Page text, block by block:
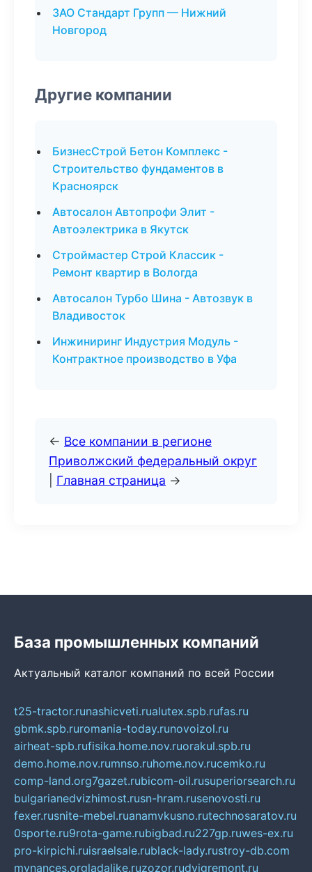
ЗАО Стандарт Групп — Нижний
Новгород
Другие компании
БизнесСтрой Бетон Комплекс -
Строительство фундаментов в
Красноярск
Автосалон Автопрофи Элит -
Автоэлектрика в Якутск
Строймастер Строй Классик -
Ремонт квартир в Вологда
Автосалон Турбо Шина - Автозвук в
Владивосток
Инжиниринг Индустрия Модуль -
Контрактное производство в Уфа
← Все компании в регионе
Приволжский федеральный округ
Главная страница →
База промышленных компаний
Актуальный каталог компаний по всей России
t25-tractor.runashicveti.rualutex.spb.rufas.ru
gbmk.spb.ruromania-today.runovoizol.ru
airheat-spb.rufisika.home.nov.ruorakul.spb.ru
demo.home.nov.rumnso.ruhome.nov.rucemko.ru
comp-land.org7gazet.rubicom-oil.rusuperiorsearch.ru
bulgarianedvizhimost.rusn-hram.rusenovosti.ru
fexer.rusnite-mebel.ruanamvkusno.rutechnosaratov.ru
0sporte.ru9rota-game.rubigbad.ru227gp.ruwes-ex.ru
pro-kirpichi.ruisraelsale.rublack-lady.rustroy-db.com
mynances.orgladalike.ruzozor.rudvigremont.ru